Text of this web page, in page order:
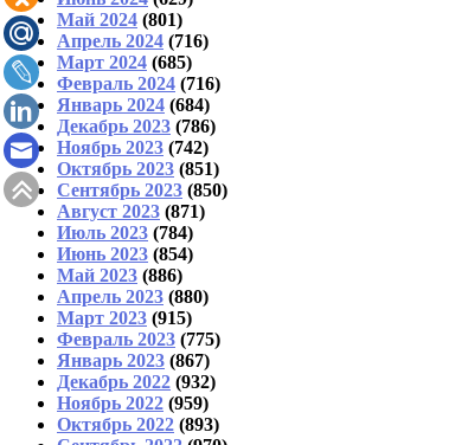
Май 2024 (801)
Апрель 2024 (716)
Март 2024 (685)
Февраль 2024 (716)
Январь 2024 (684)
Декабрь 2023 (786)
Ноябрь 2023 (742)
Октябрь 2023 (851)
Сентябрь 2023 (850)
Август 2023 (871)
Июль 2023 (784)
Июнь 2023 (854)
Май 2023 (886)
Апрель 2023 (880)
Март 2023 (915)
Февраль 2023 (775)
Январь 2023 (867)
Декабрь 2022 (932)
Ноябрь 2022 (959)
Октябрь 2022 (893)